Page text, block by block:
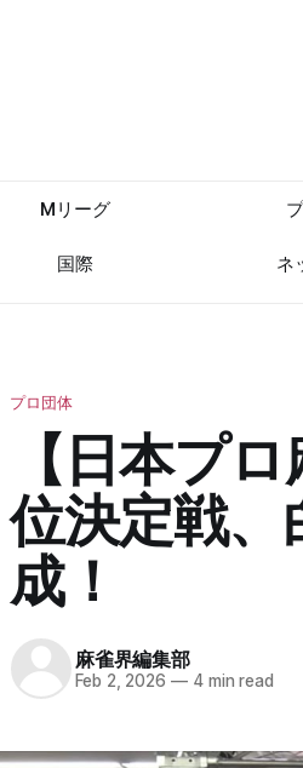
Mリーグ
国際 ネ
プロ団体
【日本プ
位決定戦、
成！
麻雀界編集部
Feb 2, 2026 —4 min read